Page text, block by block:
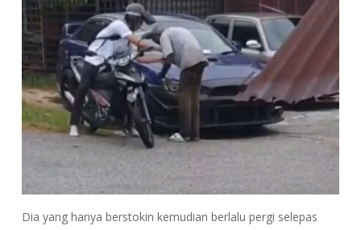
Dia yang hanya berstokin kemudian berlalu pergi selepas